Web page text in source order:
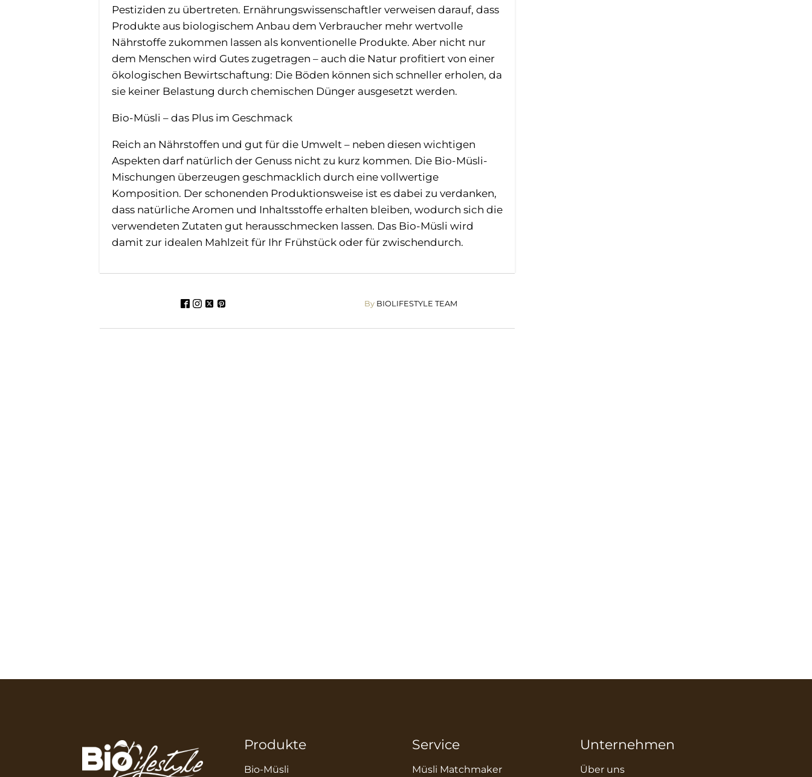
Pestiziden zu übertreten. Ernährungswissenschaftler verweisen darauf, dass
Produkte aus biologischem Anbau dem Verbraucher mehr wertvolle
Nährstoffe zukommen lassen als konventionelle Produkte. Aber nicht nur
dem Menschen wird Gutes zugetragen – auch die Natur profitiert von einer
ökologischen Bewirtschaftung: Die Böden können sich schneller erholen, da
sie keiner Belastung durch chemischen Dünger ausgesetzt werden.
Bio-Müsli – das Plus im Geschmack
Reich an Nährstoffen und gut für die Umwelt – neben diesen wichtigen
Aspekten darf natürlich der Genuss nicht zu kurz kommen. Die Bio-Müsli-
Mischungen überzeugen geschmacklich durch eine vollwertige
Komposition. Der schonenden Produktionsweise ist es dabei zu verdanken,
dass natürliche Aromen und Inhaltsstoffe erhalten bleiben, wodurch sich die
verwendeten Zutaten gut herausschmecken lassen. Das Bio-Müsli wird
damit zur idealen Mahlzeit für Ihr Frühstück oder für zwischendurch.
By BIOLIFESTYLE TEAM
Produkte
Bio-Müsli
Service
Müsli Matchmaker
Unternehmen
Über uns